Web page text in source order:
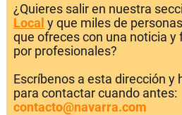
¿Quieres salir en nuestra
Local y que miles de
que ofreces con una noticia
por profesionales?
Escríbenos a esta dirección y
para contactar cuando antes:
contacto@navarra.com